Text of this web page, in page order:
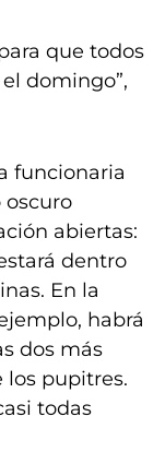
que todos
domingo”,
funcionaria
oscuro
abiertas:
dentro
En la
habrá
dos más
los pupitres.
todas